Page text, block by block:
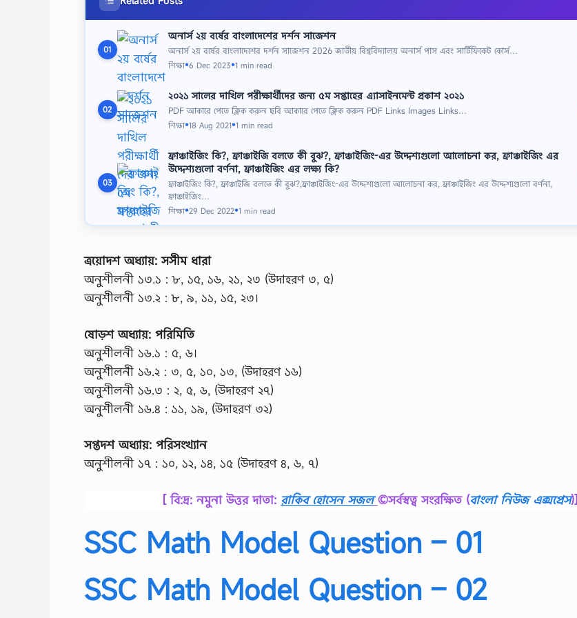
01
অনার্স ২য় বর্ষের বাংলাদেশের দর্শন সাজেশন
অনার্স ২য় বর্ষের বাংলাদেশের দর্শন সাজেশন 2026 জাতীয় বিশ্ববিদ্যালয় অনার্স পাস এবং সার্টিফিকেট কোর্স…
শিক্ষা●6 Dec 2023●1 min read
02
২০২১ সালের দাখিল পরীক্ষার্থীদের জন্য ৫ম সপ্তাহের এ্যাসাইনমেন্ট প্রকাশ ২০২১
PDF আকারে পেতে ক্লিক করুন ছবি আকারে পেতে ক্লিক করুন PDF Links Images Links…
শিক্ষা●18 Aug 2021●1 min read
03
ফ্রাঞ্চাইজিং কি?, ফ্রাঞ্চাইজি বলতে কী বুঝ?, ফ্রাঞ্চাইজিং-এর উদ্দেশ্যগুলো আলোচনা কর, ফ্রাঞ্চাইজিং এর
উদ্দেশ্যগুলো বর্ণনা, ফ্রাঞ্চাইজিং এর লক্ষ্য কি?
ফ্রাঞ্চাইজিং কি?, ফ্রাঞ্চাইজি বলতে কী বুঝ?,ফ্রাঞ্চাইজিং-এর উদ্দেশ্যগুলো আলোচনা কর, ফ্রাঞ্চাইজিং এর উদ্দেশ্যগুলো বর্ণনা,
ফ্রাঞ্চাইজিং…
শিক্ষা●29 Dec 2022●1 min read
ত্রয়োদশ অধ্যায়: সসীম ধারা
অনুশীলনী ১৩.১ : ৮, ১৫, ১৬, ২১, ২৩ (উদাহরণ ৩, ৫)
অনুশীলনী ১৩.২ : ৮, ৯, ১১, ১৫, ২৩।
ষোড়শ অধ্যায়: পরিমিতি
অনুশীলনী ১৬.১ : ৫, ৬।
অনুশীলনী ১৬.২ : ৩, ৫, ১০, ১৩, (উদাহরণ ১৬)
অনুশীলনী ১৬.৩ : ২, ৫, ৬, (উদাহরণ ২৭)
অনুশীলনী ১৬.৪ : ১১, ১৯, (উদাহরণ ৩২)
সপ্তদশ অধ্যায়: পরিসংখ্যান
অনুশীলনী ১৭ : ১০, ১২, ১৪, ১৫ (উদাহরণ ৪, ৬, ৭)
[ বি:দ্র: নমুনা উত্তর দাতা: রাকিব হোসেন সজল ©সর্বস্বত্ব সংরক্ষিত (বাংলা নিউজ এক্সপ্রেস)]
SSC Math Model Question – 01
SSC Math Model Question – 02